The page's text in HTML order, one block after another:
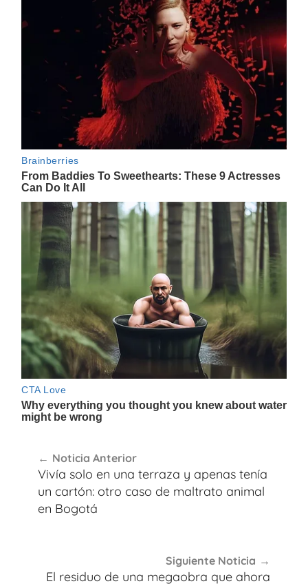
de
entradas
Noticia Anterior
Vivía solo en una terraza y apenas tenía
un cartón: otro caso de maltrato animal
en Bogotá
Siguiente Noticia
El residuo de una megaobra que ahora